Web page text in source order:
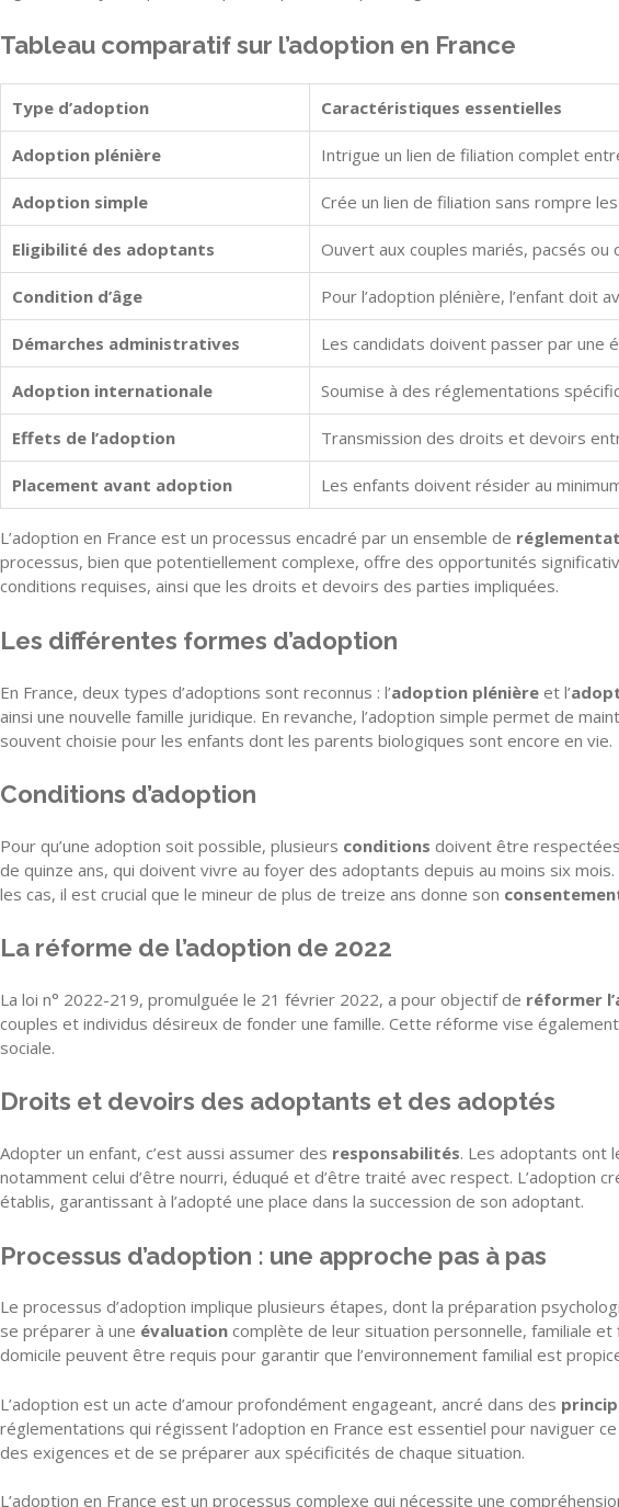
Tableau comparatif sur l’adoption en France
Type d’adoption Caractéristiques essentielles
Adoption plénière Intrigue un lien de filiation complet
Adoption simple Crée un lien de filiation sans rompre
Eligibilité des adoptants Ouvert aux couples mariés, pacsés ou
Condition d’âge Pour l’adoption plénière, l’enfant doit
Démarches administratives Les candidats doivent passer par une
Adoption internationale Soumise à des réglementations
Effets de l’adoption Transmission des droits et devoirs
Placement avant adoption Les enfants doivent résider au
L’adoption en France est un processus encadré par un ensemble de
processus, bien que potentiellement complexe, offre des opportunités
conditions requises, ainsi que les droits et devoirs des parties impliquées.
Les différentes formes d’adoption
En France, deux types d’adoptions sont reconnus : l’adoption plénière et l’
ainsi une nouvelle famille juridique. En revanche, l’adoption simple permet de
souvent choisie pour les enfants dont les parents biologiques sont encore en vie.
Conditions d’adoption
Pour qu’une adoption soit possible, plusieurs conditions doivent être
de quinze ans, qui doivent vivre au foyer des adoptants depuis au moins six
les cas, il est crucial que le mineur de plus de treize ans donne son
La réforme de l’adoption de 2022
La loi n° 2022-219, promulguée le 21 février 2022, a pour objectif de réformer
couples et individus désireux de fonder une famille. Cette réforme vise
sociale.
Droits et devoirs des adoptants et des adoptés
Adopter un enfant, c’est aussi assumer des responsabilités. Les adoptants ont
notamment celui d’être nourri, éduqué et d’être traité avec respect. L’adoption
établis, garantissant à l’adopté une place dans la succession de son adoptant.
Processus d’adoption : une approche pas à pas
Le processus d’adoption implique plusieurs étapes, dont la préparation
se préparer à une évaluation complète de leur situation personnelle, familiale
domicile peuvent être requis pour garantir que l’environnement familial est
L’adoption est un acte d’amour profondément engageant, ancré dans des
réglementations qui régissent l’adoption en France est essentiel pour naviguer
des exigences et de se préparer aux spécificités de chaque situation.
L’adoption en France est un processus complexe qui nécessite une